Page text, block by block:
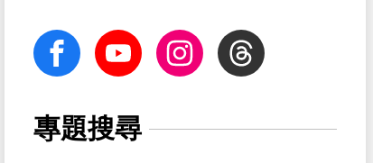
facebook Youtube InstagramThreads
專題搜尋